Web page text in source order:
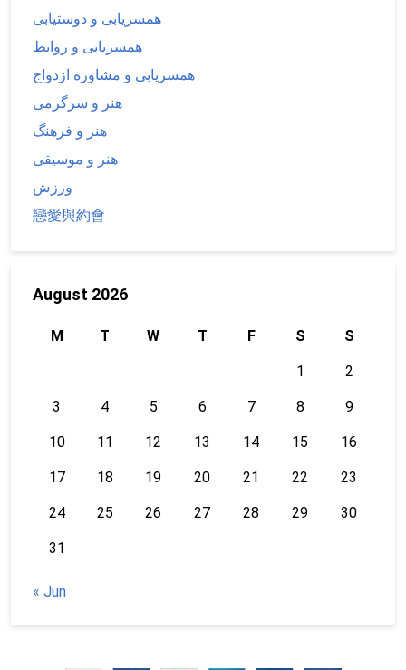
همسریابی و دوستیابی
همسریابی و روابط
همسریابی و مشاوره ازدواج
هنر و سرگرمی
هنر و فرهنگ
هنر و موسیقی
ورزش
戀愛與約會
August 2026
M T W T F S S
1 2
3 4 5 6 7 8 9
10 11 12 13 14 15 16
17 18 19 20 21 22 23
24 25 26 27 28 29 30
31
« Jun